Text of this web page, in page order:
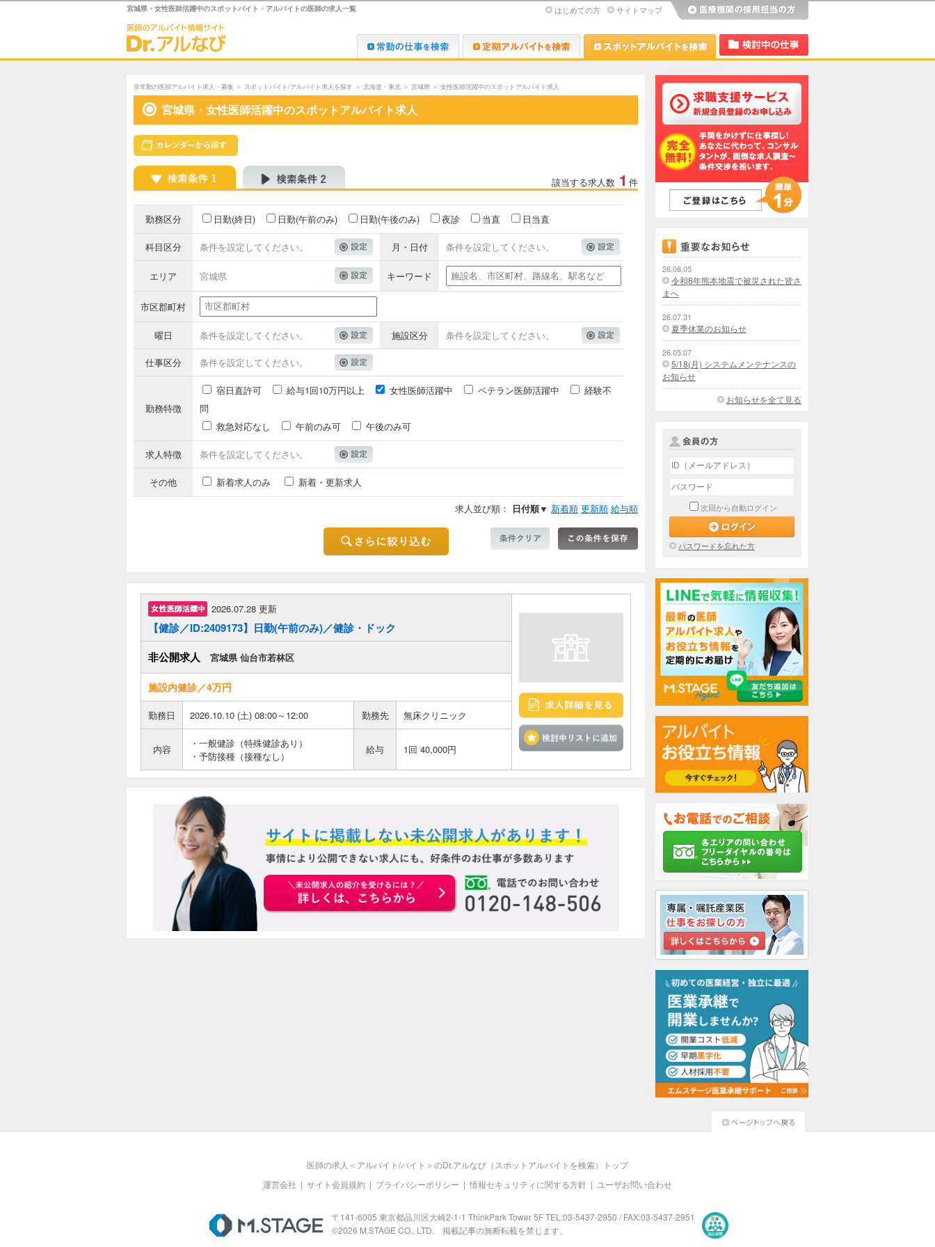
宮城県・女性医師活躍中のスポットバイト・アルバイトの医師の求人一覧 はじめての方 サイトマップ
Dr.転職なび Dr.アルなび Dr.アルなび
非常勤の医師アルバイト求人・募集 ＞ スポットバイト/アルバイト求人を探す ＞ 北海道・東北 ＞ 宮城県 ＞ 女性医師活躍中のスポットアルバイト求人
宮城県・女性医師活躍中のスポットアルバイト求人
該当する求人数 1 件
勤務区分 日勤(終日) 日勤(午前のみ) 日勤(午後のみ) 夜診 当直 日当直
科目区分 条件を設定してください。 月・日付 条件を設定してください。
エリア 宮城県 キーワード
市区郡町村
曜日 条件を設定してください。 施設区分 条件を設定してください。
仕事区分 条件を設定してください。
勤務特徴
宿日直許可 給与1回10万円以上 女性医師活躍中 ベテラン医師活躍中
経験不
問
救急対応なし
午前のみ可 午後のみ可
求人特徴 条件を設定してください。
その他 新着求人のみ
新着・更新求人
求人並び順： 日付順▼ 新着順 更新順 給与順
2026.07.28 更新
【健診／ID:2409173】日勤(午前のみ)／健診・ドック
検討中リストに追加
非公開求人 宮城県 仙台市若林区
施設内健診／4万円
勤務日 2026.10.10 (土) 08:00～12:00 勤務先 無床クリニック
内容
・一般健診（特殊健診あり）
・予防接種（接種なし）
給与 1回 40,000円
お申込みはこちらから
26.08.05
令和8年熊本地震で被災された皆さ
まへ
26.07.31
夏季休業のお知らせ
26.05.07
5/18(月) システムメンテナンスの
お知らせ
お知らせを全て見る
次回から自動ログイン
パスワードを忘れた方
医師の求人＜アルバイト/バイト＞のDr.アルなび（スポットアルバイトを検索）トップ
運営会社 | サイト会員規約 | プライバシーポリシー | 情報セキュリティに関する方針 | ユーザお問い合わせ
M.STAGE
〒141-6005 東京都品川区大崎2-1-1 ThinkPark Tower 5F TEL:03-5437-2950 / FAX:03-5437-2951
©2026 M.STAGE CO., LTD. 掲載記事の無断転載を禁じます。